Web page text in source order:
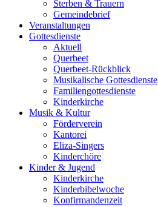
Sterben & Trauern
Gemeindebrief
Veranstaltungen
Gottesdienste
Aktuell
Querbeet
Querbeet-Rückblick
Musikalische Gottesdienste
Familiengottesdienste
Kinderkirche
Musik & Kultur
Förderverein
Kantorei
Eliza-Singers
Kinderchöre
Kinder & Jugend
Kinderkirche
Kinderbibelwoche
Konfirmandenzeit